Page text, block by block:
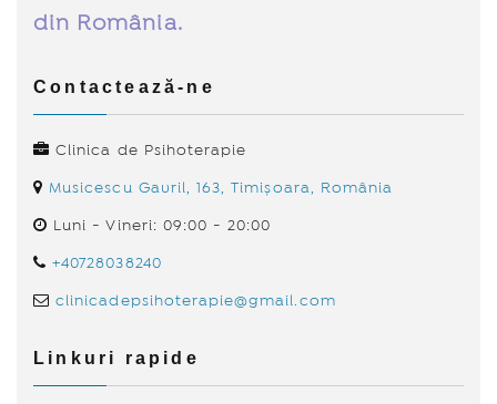
din România.
Contactează-ne
Clinica de Psihoterapie
Musicescu Gavril, 163, Timișoara, România
Luni - Vineri: 09:00 - 20:00
+40728038240
clinicadepsihoterapie@gmail.com
Linkuri rapide